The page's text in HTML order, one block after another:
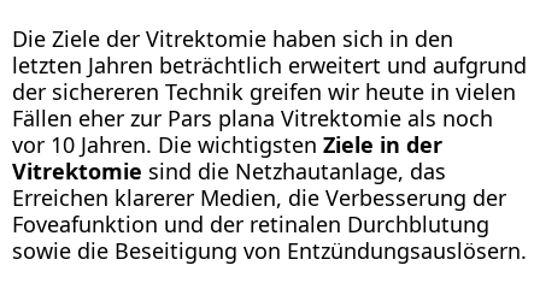
Newsletter abonnieren
Operationsvideos
Varia
Die Ziele der Vitrektomie haben sich in den
letzten Jahren beträchtlich erweitert und aufgrund
der sichereren Technik greifen wir heute in vielen
Fällen eher zur Pars plana Vitrektomie als noch
vor 10 Jahren. Die wichtigsten Ziele in der
Vitrektomie sind die Netzhautanlage, das
Erreichen klarerer Medien, die Verbesserung der
Foveafunktion und der retinalen Durchblutung
sowie die Beseitigung von Entzündungsauslösern.